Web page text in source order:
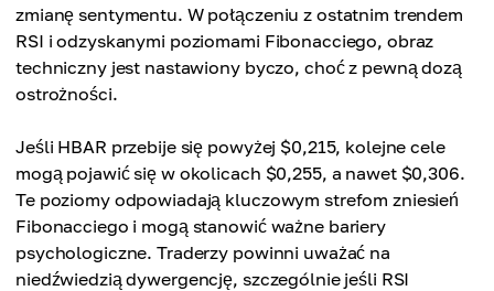
zmianę sentymentu. W połączeniu z ostatnim trendem
RSI i odzyskanymi poziomami Fibonacciego, obraz
techniczny jest nastawiony byczo, choć z pewną dozą
ostrożności.
Jeśli HBAR przebije się powyżej $0,215, kolejne cele
mogą pojawić się w okolicach $0,255, a nawet $0,306.
Te poziomy odpowiadają kluczowym strefom zniesień
Fibonacciego i mogą stanowić ważne bariery
psychologiczne. Traderzy powinni uważać na
niedźwiedzią dywergencję, szczególnie jeśli RSI